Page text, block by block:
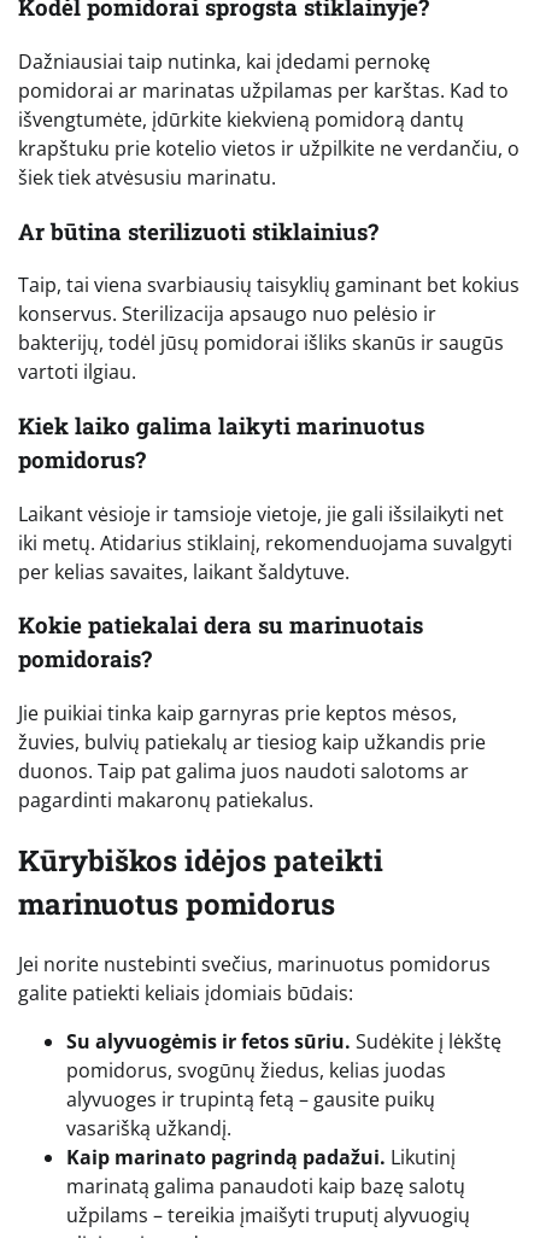
Kodėl pomidorai sprogsta stiklainyje?
Dažniausiai taip nutinka, kai įdedami pernokę
pomidorai ar marinatas užpilamas per karštas. Kad to
išvengtumėte, įdūrkite kiekvieną pomidorą dantų
krapštuku prie kotelio vietos ir užpilkite ne verdančiu, o
šiek tiek atvėsusiu marinatu.
Ar būtina sterilizuoti stiklainius?
Taip, tai viena svarbiausių taisyklių gaminant bet kokius
konservus. Sterilizacija apsaugo nuo pelėsio ir
bakterijų, todėl jūsų pomidorai išliks skanūs ir saugūs
vartoti ilgiau.
Kiek laiko galima laikyti marinuotus
pomidorus?
Laikant vėsioje ir tamsioje vietoje, jie gali išsilaikyti net
iki metų. Atidarius stiklainį, rekomenduojama suvalgyti
per kelias savaites, laikant šaldytuve.
Kokie patiekalai dera su marinuotais
pomidorais?
Jie puikiai tinka kaip garnyras prie keptos mėsos,
žuvies, bulvių patiekalų ar tiesiog kaip užkandis prie
duonos. Taip pat galima juos naudoti salotoms ar
pagardinti makaronų patiekalus.
Kūrybiškos idėjos pateikti
marinuotus pomidorus
Jei norite nustebinti svečius, marinuotus pomidorus
galite patiekti keliais įdomiais būdais:
Su alyvuogėmis ir fetos sūriu. Sudėkite į lėkštę
pomidorus, svogūnų žiedus, kelias juodas
alyvuoges ir trupintą fetą – gausite puikų
vasarišką užkandį.
Kaip marinato pagrindą padažui. Likutinį
marinatą galima panaudoti kaip bazę salotų
užpilams – tereikia įmaišyti truputį alyvuogių